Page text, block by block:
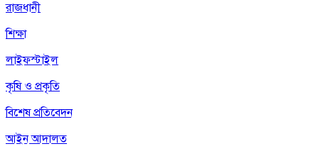
রাজধানী
শিক্ষা
লাইফস্টাইল
কৃষি ও প্রকৃতি
বিশেষ প্রতিবেদন
আইন আদালত